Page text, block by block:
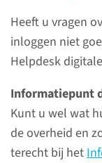
Heeft u vragen
inloggen niet
Helpdesk
Informatiepunt
Kunt u wel wat
de overheid en
terecht bij het
U
per